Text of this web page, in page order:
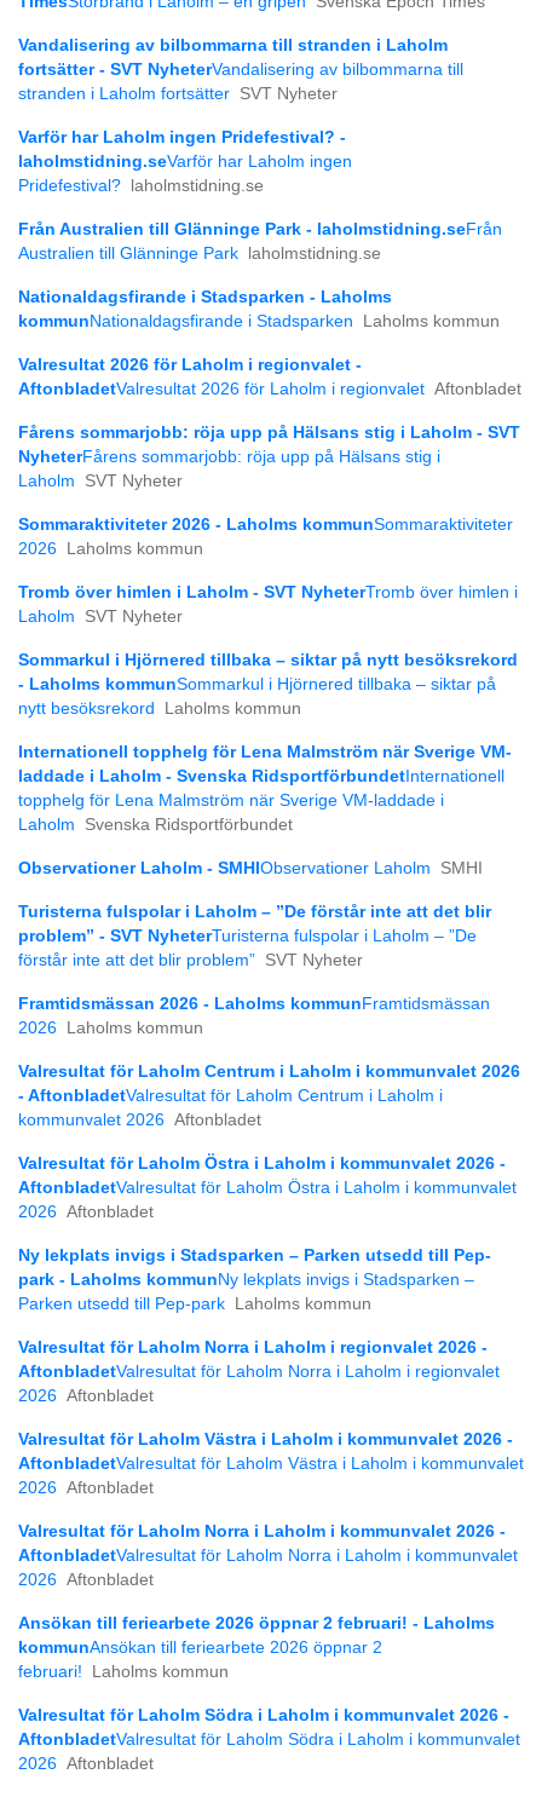
Vandalisering av bilbommarna till stranden i Laholm
fortsätter - SVT NyheterVandalisering av bilbommarna till
stranden i Laholm fortsätter SVT Nyheter
Varför har Laholm ingen Pridefestival? -
laholmstidning.seVarför har Laholm ingen
Pridefestival?
laholmstidning.se
Från Australien till Glänninge Park - laholmstidning.seFrån
Australien till Glänninge Park
laholmstidning.se
Nationaldagsfirande i Stadsparken - Laholms
kommun Nationaldagsfirande i Stadsparken Laholms kommun
Valresultat 2026 för Laholm i regionvalet -
AftonbladetValresultat 2026 för Laholm i regionvalet Aftonbladet
Fårens sommarjobb: röja upp på Hälsans stig i Laholm - SVT
NyheterFårens sommarjobb: röja upp på Hälsans stig i
Laholm
SVT Nyheter
Sommaraktiviteter 2026 - Laholms kommunSommaraktiviteter
2026
Laholms kommun
Tromb över himlen i Laholm - SVT NyheterTromb över himlen i
Laholm
SVT Nyheter
Sommarkul i Hjörnered tillbaka – siktar på nytt besöksrekord
- Laholms kommunSommarkul i Hjörnered tillbaka – siktar på
nytt besöksrekord
Laholms kommun
Internationell topphelg för Lena Malmström när Sverige VM-
laddade i Laholm - Svenska Ridsportförbundet Internationell
topphelg för Lena Malmström när Sverige VM-laddade i
Laholm
Svenska Ridsportförbundet
Observationer Laholm - SMHI Observationer Laholm SMHI
Turisterna fulspolar i Laholm – ”De förstår inte att det blir
problem” - SVT NyheterTuristerna fulspolar i Laholm – ”De
förstår inte att det blir problem” SVT Nyheter
Framtidsmässan 2026 - Laholms kommun Framtidsmässan
2026
Laholms kommun
Valresultat för Laholm Centrum i Laholm i kommunvalet 2026
- AftonbladetValresultat för Laholm Centrum i Laholm i
kommunvalet 2026 Aftonbladet
Valresultat för Laholm Östra i Laholm i kommunvalet 2026 -
AftonbladetValresultat för Laholm Östra i Laholm i kommunvalet
2026 Aftonbladet
Ny lekplats invigs i Stadsparken – Parken utsedd till Pep-
park - Laholms kommun Ny lekplats invigs i Stadsparken –
Parken utsedd till Pep-park
Laholms kommun
Valresultat för Laholm Norra i Laholm i regionvalet 2026 -
AftonbladetValresultat för Laholm Norra i Laholm i regionvalet
2026 Aftonbladet
Valresultat för Laholm Västra i Laholm i kommunvalet 2026 -
AftonbladetValresultat för Laholm Västra i Laholm i kommunvalet
2026 Aftonbladet
Valresultat för Laholm Norra i Laholm i kommunvalet 2026 -
AftonbladetValresultat för Laholm Norra i Laholm i kommunvalet
2026 Aftonbladet
Ansökan till feriearbete 2026 öppnar 2 februari! - Laholms
kommunAnsökan till feriearbete 2026 öppnar 2
februari!
Laholms kommun
Valresultat för Laholm Södra i Laholm i kommunvalet 2026 -
AftonbladetValresultat för Laholm Södra i Laholm i kommunvalet
2026 Aftonbladet